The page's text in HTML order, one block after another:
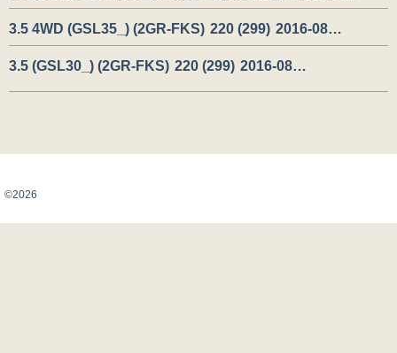
3.5 4WD (GSL35_) (2GR-FKS) 220 (299) 2016-08…
3.5 (GSL30_) (2GR-FKS) 220 (299) 2016-08…
©2026